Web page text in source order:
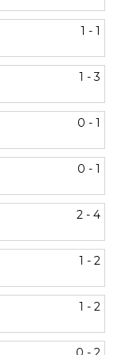
1 - 1
1 - 3
0 - 1
0 - 1
2 - 4
1 - 2
1 - 2